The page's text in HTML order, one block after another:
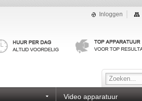
Inloggen
Video apparatuur